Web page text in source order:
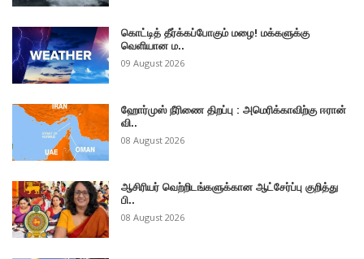
கொட்டித் தீர்க்கப்போகும் மழை! மக்களுக்கு
வெளியான ம..
09 August 2026
ஹோர்முஸ் நீரிணை திறப்பு : அமெரிக்காவிற்கு ஈரான்
வி..
08 August 2026
ஆசிரியர் வெற்றிடங்களுக்கான ஆட்சேர்ப்பு குறித்து
பி..
08 August 2026